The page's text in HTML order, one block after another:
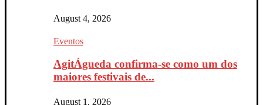
August 4, 2026
Eventos
AgitÁgueda confirma-se como um dos
maiores festivais de...
August 1, 2026